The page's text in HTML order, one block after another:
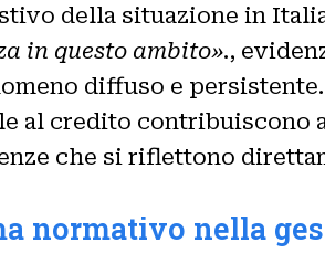
della situazione in
in questo ambito».,
diffuso e
al credito
che si riflettono
normativo nella